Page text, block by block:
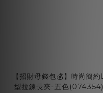
【招財母錢包💰】時尚簡約L
型拉鍊長夾-五色(074354)